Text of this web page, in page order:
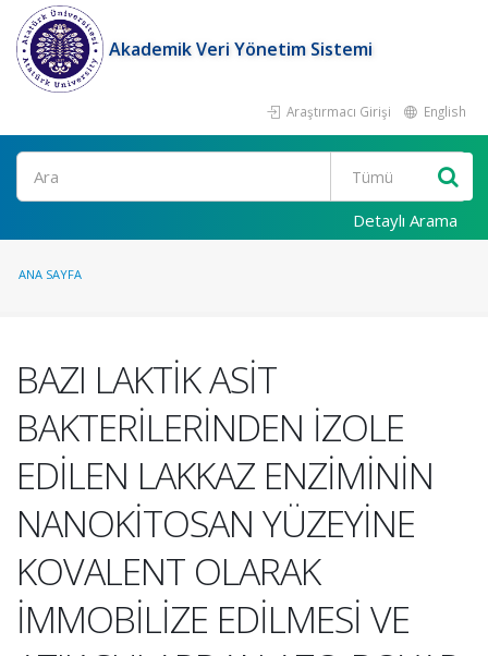
Akademik Veri Yönetim Sistemi
Araştırmacı Girişi English
Ara
Detaylı Arama
ANA SAYFA
BAZI LAKTİK ASİT
BAKTERİLERİNDEN İZOLE
EDİLEN LAKKAZ ENZİMİNİN
NANOKİTOSAN YÜZEYİNE
KOVALENT OLARAK
İMMOBİLİZE EDİLMESİ VE